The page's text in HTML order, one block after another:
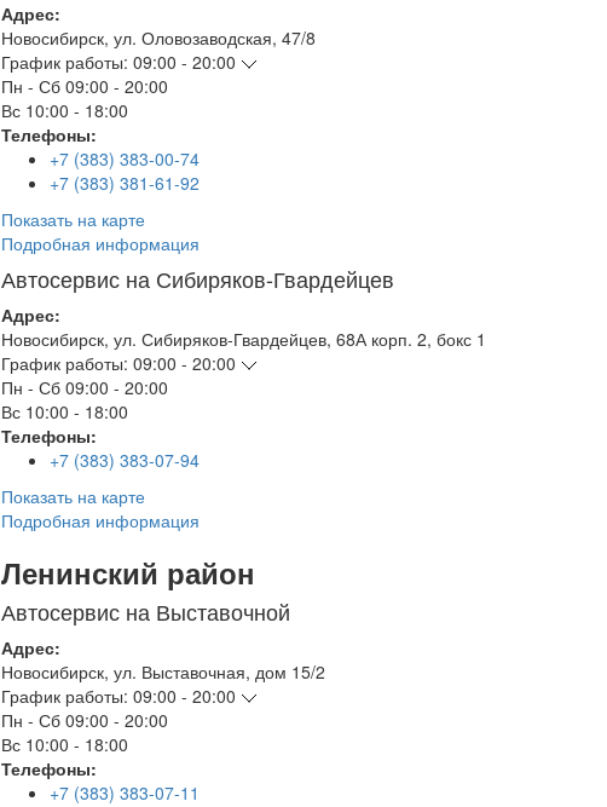
Адрес:
Новосибирск, ул. Оловозаводская, 47/8
График работы: 09:00 - 20:00
Пн - Сб 09:00 - 20:00
Вс 10:00 - 18:00
Телефоны:
+7 (383) 383-00-74
+7 (383) 381-61-92
Показать на карте
Подробная информация
Автосервис на Сибиряков-Гвардейцев
Адрес:
Новосибирск, ул. Сибиряков-Гвардейцев, 68А корп. 2, бокс 1
График работы: 09:00 - 20:00
Пн - Сб 09:00 - 20:00
Вс 10:00 - 18:00
Телефоны:
+7 (383) 383-07-94
Показать на карте
Подробная информация
Ленинский район
Автосервис на Выставочной
Адрес:
Новосибирск, ул. Выставочная, дом 15/2
График работы: 09:00 - 20:00
Пн - Сб 09:00 - 20:00
Вс 10:00 - 18:00
Телефоны:
+7 (383) 383-07-11